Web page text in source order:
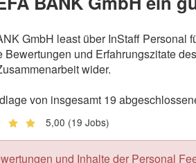
GmbH least über InStaff Personal
Bewertungen und Erfahrungszitate
wider.
von insgesamt 19
5,00 (19 Jobs)
und Inhalte der Personal